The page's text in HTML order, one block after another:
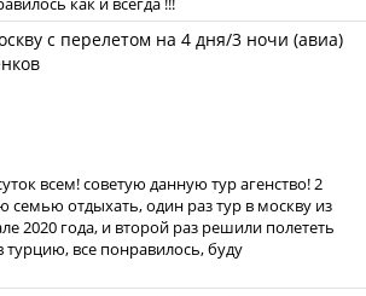
всем! советую данную тур агенство! 2
семью отдыхать, один раз тур в москву из
2020 года, и второй раз решили полететь
все понравилось, буду